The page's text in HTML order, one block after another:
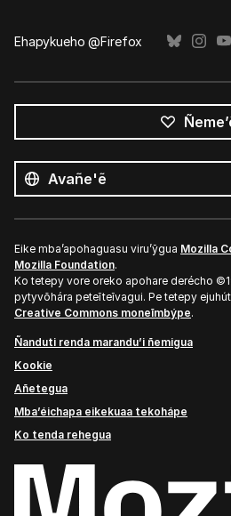
Ehapykueho @Firefox
ñe’ẽ
Ñe’ẽ
Eike mba’apohaguasu viru’ỹgua Mozilla
Mozilla Foundation.
Ko tetepy vore oreko apohare derécho
pytyvõhára peteĩteĩvagui. Pe tetepy
Creative Commons moneĩmbýpe.
Ñanduti renda marandu’i ñemigua
Kookie
Añetegua
Mba’éichapa eikekuaa tekohápe
Ko tenda rehegua